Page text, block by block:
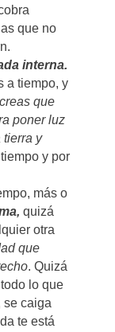
que no
interna.
a tiempo, y
que
poner luz
tierra y
y por
más o
quizá
otra
que
. Quizá
lo que
se caiga
te está